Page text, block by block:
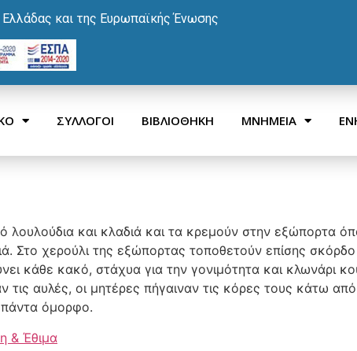
και της Ευρωπαϊκής Ένωσης
ΣΥΛΛΟΓΟΙ ΒΙΒΛΙΟΘΗΚΗ ΜΝΗΜΕΙΑ
και κλαδιά και τα κρεμούν στην εξώπορτα
Στο χερούλι της εξώπορτας τοποθετούν επίσης σκόρδο
κάθε κακό, στάχυα για την γονιμότητα και κλωνάρι
τις αυλές, οι μητέρες πήγαιναν τις κόρες τους κάτω
πάντα όμορφο.
& Έθιμα